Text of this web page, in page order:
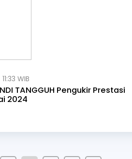
11:33 WIB
TANGGUH Pengukir Prestasi
2024